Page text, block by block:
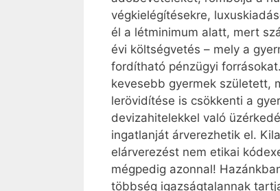
végkielégítésekre,
él a létminimum alatt, mert
évi költségvetés – mely a
fordítható pénzügyi
kevesebb gyermek született,
lerövidítése is csökkenti a
devizahitelekkel való
ingatlanját árverezhetik el.
elárverezést nem etikai
mégpedig azonnal!
többség igazságtalannak